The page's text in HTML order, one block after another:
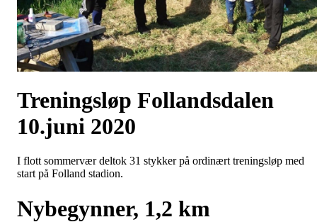
Treningsløp Follandsdalen
10.juni 2020
I flott sommervær deltok 31 stykker på ordinært treningsløp med
start på Folland stadion.
Nybegynner, 1,2 km